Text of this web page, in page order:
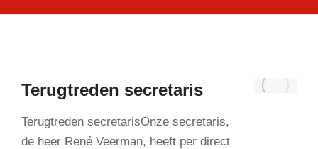
Terugtreden secretaris
Terugtreden secretarisOnze secretaris,
de heer René Veerman, heeft per direct